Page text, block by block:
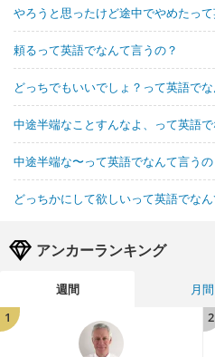
やろうと思ったけど途中でやめたっ
頼るって英語でなんて言うの？
どっちでもいいでしょ？って英語で
中途半端なことすんなよ、って英語
中途半端な〜って英語でなんて言うの
どっちかにして欲しいって英語でな
アンカーランキング
週間 月間
1
2